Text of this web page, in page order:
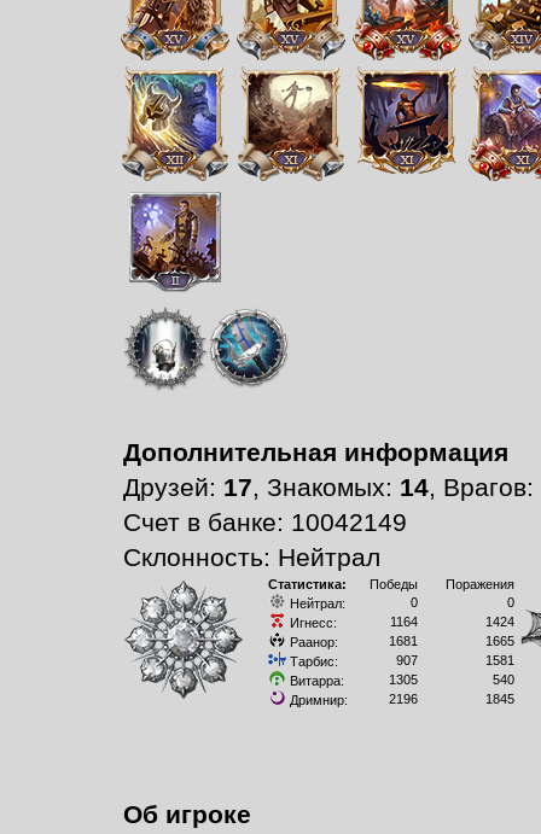
Дополнительная информация
Друзей: 17, Знакомых: 14, Врагов:
Счет в банке: 10042149
Склонность: Нейтрал
Статистика: Победы
Поражения
Нейтрал:
0
0
Игнесс:
1164
1424
Раанор:
1681
1665
Тарбис:
907
1581
Витарра:
1305
540
Дримнир:
2196 1845
Об игроке